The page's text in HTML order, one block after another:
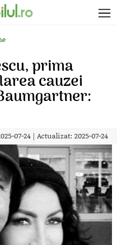
prima
cauzei
07-24 | Actualizat: 2025-07-24